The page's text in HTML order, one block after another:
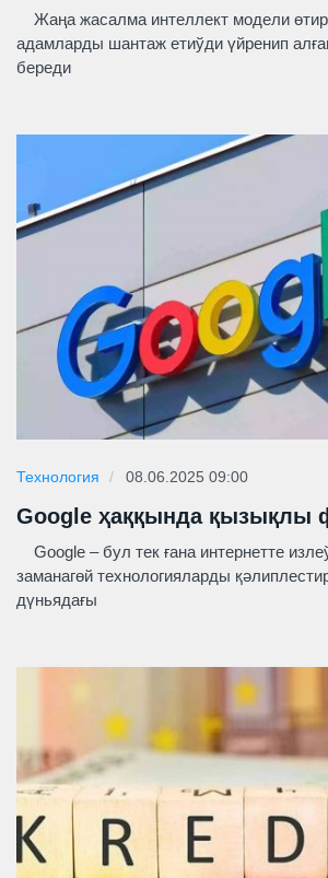
Жаңа жасалма интеллект модели
адамларды шантаж етиўди үйренип
береди
Технология 08.06.2025 09:00
Google ҳаққында қызықлы
Google – бул тек ғана интернетте
заманагөй технологияларды
дүньядағы